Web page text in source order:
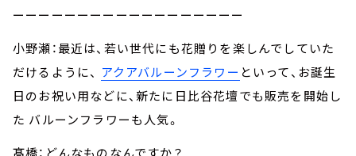
ーーーーーーーーーーーーーーーーーー
小野瀬：最近は、若い世代にも花贈りを楽しんでしていた
だけるように、 アクアバルーンフラワー といって、お誕生
日のお祝い用などに、新たに日比谷花壇でも販売を開始し
た バルーンフラワーも人気。
髙橋：どんなものなんですか？